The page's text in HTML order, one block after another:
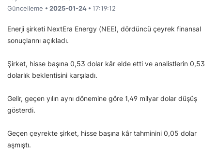
Güncelleme • 2025-01-24 • 17:19:12
Enerji şirketi NextEra Energy (NEE), dördüncü çeyrek finansal
sonuçlarını açıkladı.
Şirket, hisse başına 0,53 dolar kâr elde etti ve analistlerin 0,53
dolarlık beklentisini karşıladı.
Gelir, geçen yılın aynı dönemine göre 1,49 milyar dolar düşüş
gösterdi.
Geçen çeyrekte şirket, hisse başına kâr tahminini 0,05 dolar
aşmıştı.